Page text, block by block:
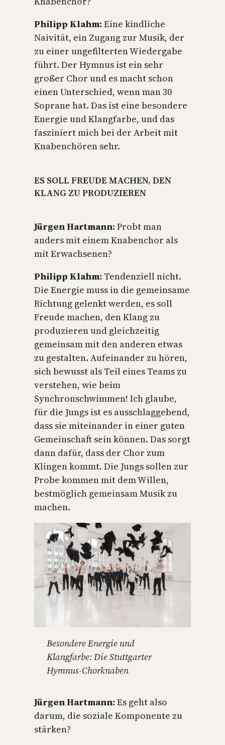
Philipp Klahm: Eine kindliche
Naivität, ein Zugang zur Musik, der
zu einer ungefilterten Wiedergabe
führt. Der Hymnus ist ein sehr
großer Chor und es macht schon
einen Unterschied, wenn man 30
Soprane hat. Das ist eine besondere
Energie und Klangfarbe, und das
fasziniert mich bei der Arbeit mit
Knabenchören sehr.
ES SOLL FREUDE MACHEN, DEN
KLANG ZU PRODUZIEREN
Jürgen Hartmann: Probt man
anders mit einem Knabenchor als
mit Erwachsenen?
Philipp Klahm: Tendenziell nicht.
Die Energie muss in die gemeinsame
Richtung gelenkt werden, es soll
Freude machen, den Klang zu
produzieren und gleichzeitig
gemeinsam mit den anderen etwas
zu gestalten. Aufeinander zu hören,
sich bewusst als Teil eines Teams zu
verstehen, wie beim
Synchronschwimmen! Ich glaube,
für die Jungs ist es ausschlaggebend,
dass sie miteinander in einer guten
Gemeinschaft sein können. Das sorgt
dann dafür, dass der Chor zum
Klingen kommt. Die Jungs sollen zur
Probe kommen mit dem Willen,
bestmöglich gemeinsam Musik zu
machen.
Besondere Energie und
Klangfarbe: Die Stuttgarter
Hymnus-Chorknaben
Jürgen Hartmann: Es geht also
darum, die soziale Komponente zu
stärken?